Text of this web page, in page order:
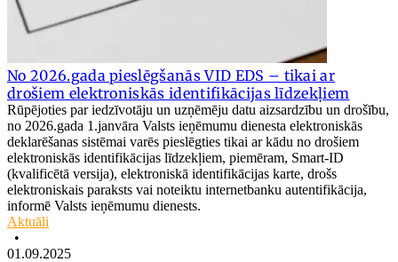
No 2026.gada pieslēgšanās VID EDS – tikai ar
drošiem elektroniskās identifikācijas līdzekļiem
Rūpējoties par iedzīvotāju un uzņēmēju datu aizsardzību un drošību,
no 2026.gada 1.janvāra Valsts ieņēmumu dienesta elektroniskās
deklarēšanas sistēmai varēs pieslēgties tikai ar kādu no drošiem
elektroniskās identifikācijas līdzekļiem, piemēram, Smart-ID
(kvalificētā versija), elektroniskā identifikācijas karte, drošs
elektroniskais paraksts vai noteiktu internetbanku autentifikācija,
informē Valsts ieņēmumu dienests.
Aktuāli
•
01.09.2025